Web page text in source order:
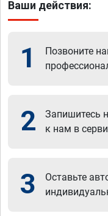
Ваши действия:
1 Позвоните
2
Запишитесь
к нам в
3
Оставьте